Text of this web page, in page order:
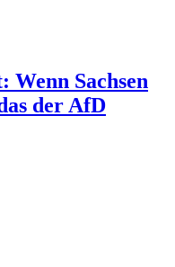
Sachsen
der AfD